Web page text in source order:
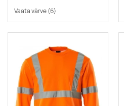
Vaata värve(6)